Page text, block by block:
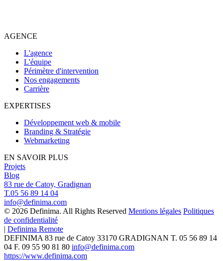
AGENCE
L'agence
L'équipe
Périmètre d'intervention
Nos engagements
Carrière
EXPERTISES
Développement web & mobile
Branding & Stratégie
Webmarketing
EN SAVOIR PLUS
Projets
Blog
83 rue de Catoy, Gradignan
T.05 56 89 14 04
info@definima.com
© 2026 Definima. All Rights Reserved Mentions légales Politiques
de confidentialité
| Definima Remote
DEFINIMA 83 rue de Catoy 33170 GRADIGNAN T. 05 56 89 14
04 F. 09 55 90 81 80 info@definima.com
https://www.definima.com